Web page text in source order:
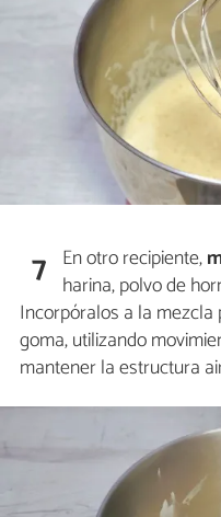
7 En otro recipiente,
harina, polvo de
Incorpóralos a la
goma, utilizando
mantener la estructura